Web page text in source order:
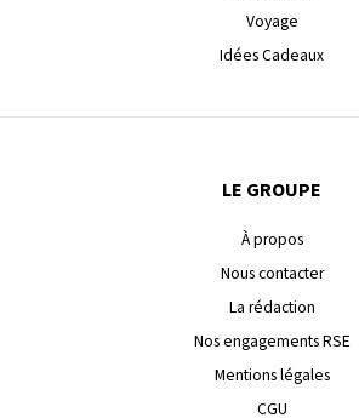
Voyage
Idées Cadeaux
LE GROUPE
À propos
Nous contacter
La rédaction
Nos engagements RSE
Mentions légales
CGU